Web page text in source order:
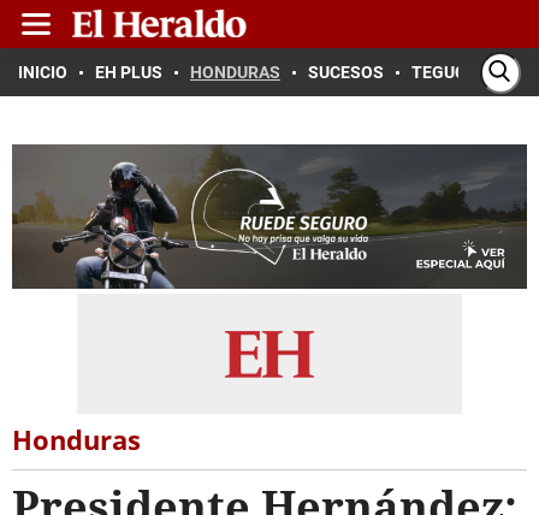
INICIO EH PLUS HONDURAS SUCESOS TEGUCIGALPA
Honduras